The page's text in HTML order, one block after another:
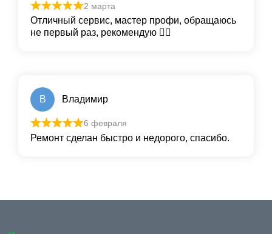
2 марта
Отличный сервис, мастер профи, обращаюсь
не первый раз, рекомендую 👍🏼
В Владимир
6 февраля
Ремонт сделан быстро и недорого, спасибо.